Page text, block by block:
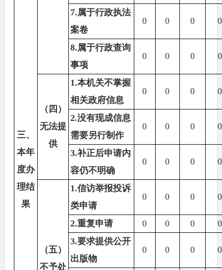
三、
本年
度办
理结
果
7.属于行政执法
案卷
0 0 0 0
8.属于行政查询
事项
0 0 0 0
（四）
无法提
供
1.本机关不掌握
相关政府信息
0 0 0 0
2.没有现成信息
需要另行制作
0 0 0 0
3.补正后申请内
容仍不明确
0 0 0 0
（五）
不予处
1.信访举报投诉
类申请
0 0 0 0
2.重复申请 0 0 0
0
3.要求提供公开
出版物
0 0 0 0